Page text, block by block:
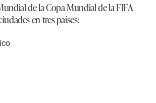
de la Copa Mundial de la FIFA
en tres países: